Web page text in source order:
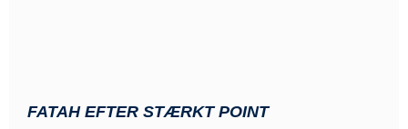
FATAH EFTER STÆRKT POINT